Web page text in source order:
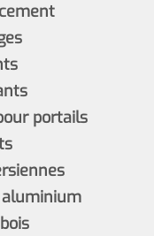
portails